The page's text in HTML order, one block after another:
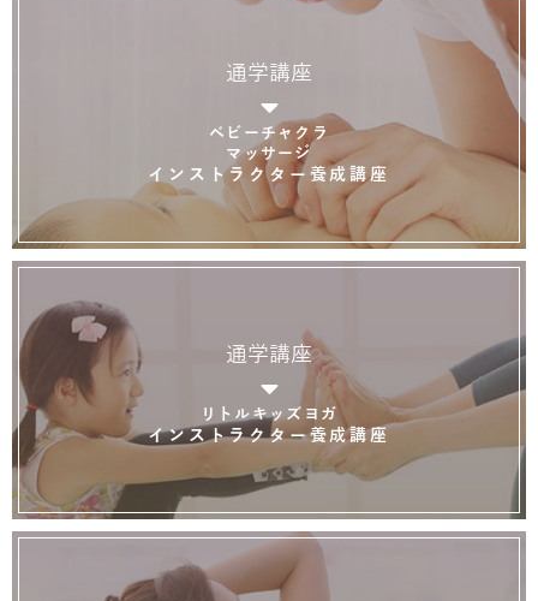
通学講座
ベビーチャクラ
マッサージ
インストラクター養成講座
通学講座
リトルキッズヨガ
インストラクター養成講座